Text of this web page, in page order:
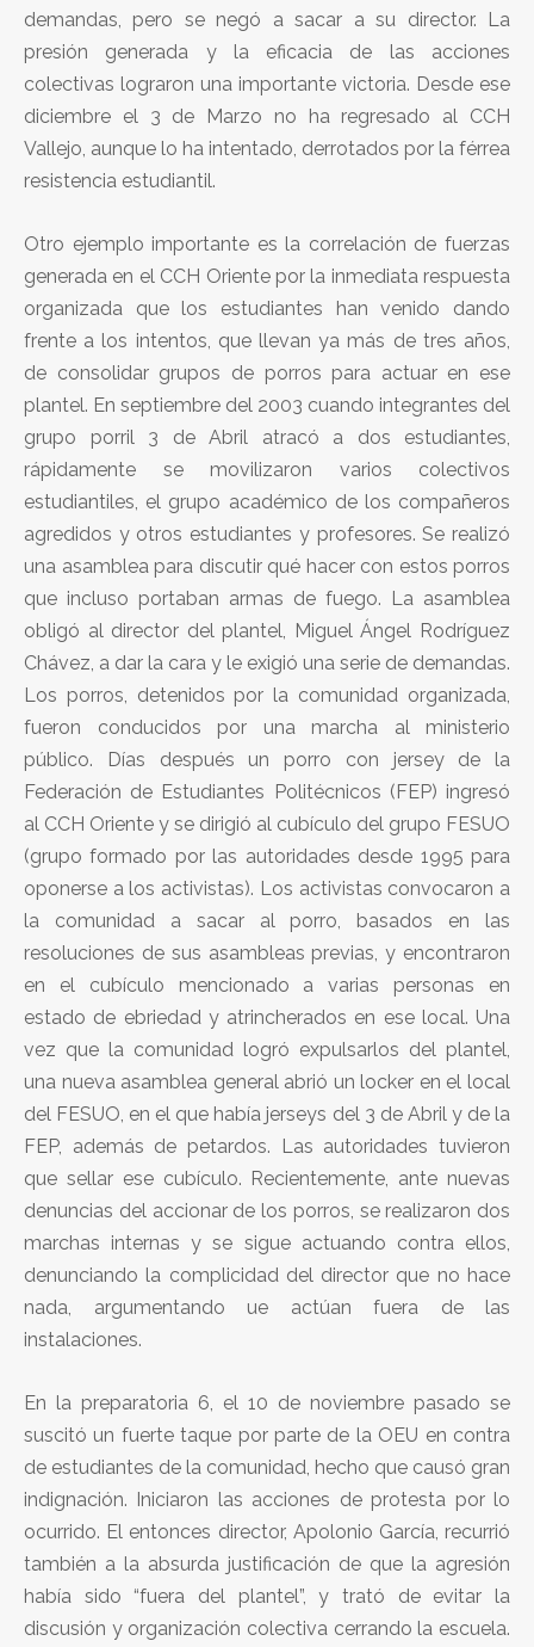
demandas, pero se negó a sacar a su director. La
presión generada y la eficacia de las acciones
colectivas lograron una importante victoria. Desde ese
diciembre el 3 de Marzo no ha regresado al CCH
Vallejo, aunque lo ha intentado, derrotados por la férrea
resistencia estudiantil.
Otro ejemplo importante es la correlación de fuerzas
generada en el CCH Oriente por la inmediata respuesta
organizada que los estudiantes han venido dando
frente a los intentos, que llevan ya más de tres años,
de consolidar grupos de porros para actuar en ese
plantel. En septiembre del 2003 cuando integrantes del
grupo porril 3 de Abril atracó a dos estudiantes,
rápidamente se movilizaron varios colectivos
estudiantiles, el grupo académico de los compañeros
agredidos y otros estudiantes y profesores. Se realizó
una asamblea para discutir qué hacer con estos porros
que incluso portaban armas de fuego. La asamblea
obligó al director del plantel, Miguel Ángel Rodríguez
Chávez, a dar la cara y le exigió una serie de demandas.
Los porros, detenidos por la comunidad organizada,
fueron conducidos por una marcha al ministerio
público. Días después un porro con jersey de la
Federación de Estudiantes Politécnicos (FEP) ingresó
al CCH Oriente y se dirigió al cubículo del grupo FESUO
(grupo formado por las autoridades desde 1995 para
oponerse a los activistas). Los activistas convocaron a
la comunidad a sacar al porro, basados en las
resoluciones de sus asambleas previas, y encontraron
en el cubículo mencionado a varias personas en
estado de ebriedad y atrincherados en ese local. Una
vez que la comunidad logró expulsarlos del plantel,
una nueva asamblea general abrió un locker en el local
del FESUO, en el que había jerseys del 3 de Abril y de la
FEP, además de petardos. Las autoridades tuvieron
que sellar ese cubículo. Recientemente, ante nuevas
denuncias del accionar de los porros, se realizaron dos
marchas internas y se sigue actuando contra ellos,
denunciando la complicidad del director que no hace
nada, argumentando ue actúan fuera de las
instalaciones.
En la preparatoria 6, el 10 de noviembre pasado se
suscitó un fuerte taque por parte de la OEU en contra
de estudiantes de la comunidad, hecho que causó gran
indignación. Iniciaron las acciones de protesta por lo
ocurrido. El entonces director, Apolonio García, recurrió
también a la absurda justificación de que la agresión
había sido “fuera del plantel”, y trató de evitar la
discusión y organización colectiva cerrando la escuela.